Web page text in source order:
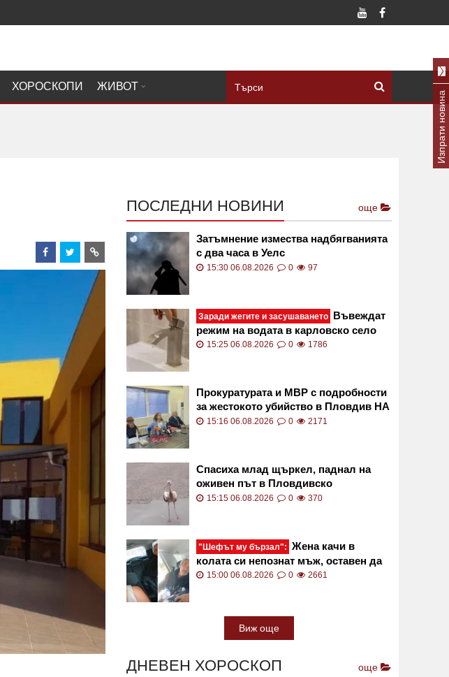
ХОРОСКОПИ ЖИВОТ
ПОСЛЕДНИ НОВИНИ още
Затъмнение измества надбягванията
с два часа в Уелс
15:30 06.08.2026 0 97
Заради жегите и засушаването Въвеждат
режим на водата в карловско село
15:25 06.08.2026 0 1786
Прокуратурата и МВР с подробности
за жестокото убийство в Пловдив НА
ЖИВО
15:16 06.08.2026 0 2171
Спасиха млад щъркел, паднал на
оживен път в Пловдивско
15:15 06.08.2026 0 370
"Шефът му бързал": Жена качи в
колата си непознат мъж, оставен да
ходи пеша в жегата ВИДЕО
15:00 06.08.2026 0 2661
Виж още
ДНЕВЕН ХОРОСКОП още
Изпрати новина